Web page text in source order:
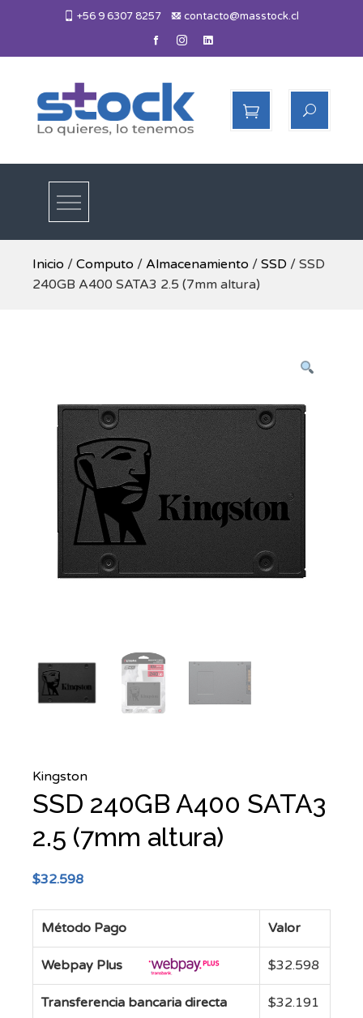
+56 9 6307 8257 contacto@masstock.cl
Más Stock
Inicio / Computo / Almacenamiento / SSD / SSD
240GB A400 SATA3 2.5 (7mm altura)
Kingston
SSD 240GB A400 SATA3
2.5 (7mm altura)
$32.598
Método Pago Valor
Webpay Plus $32.598
Transferencia bancaria directa $32.191